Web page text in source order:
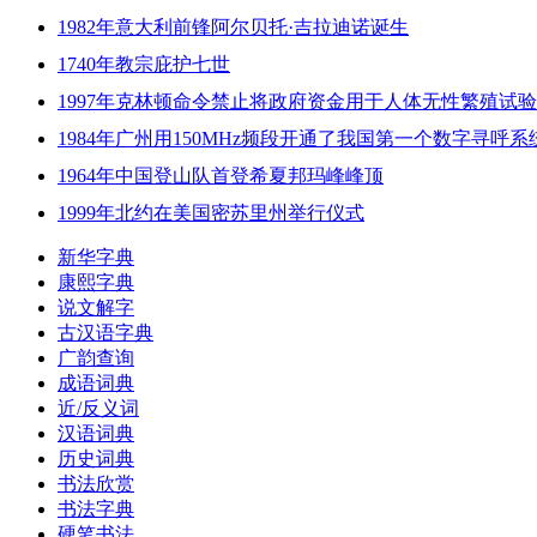
1982年意大利前锋阿尔贝托·吉拉迪诺诞生
1740年教宗庇护七世
1997年克林顿命令禁止将政府资金用于人体无性繁殖试验
1984年广州用150MHz频段开通了我国第一个数字寻呼系
1964年中国登山队首登希夏邦玛峰峰顶
1999年北约在美国密苏里州举行仪式
新华字典
康熙字典
说文解字
古汉语字典
广韵查询
成语词典
近/反义词
汉语词典
历史词典
书法欣赏
书法字典